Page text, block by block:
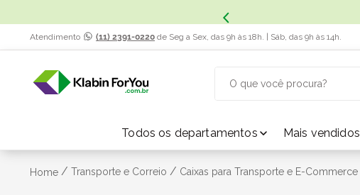
Atendimento (11) 2391-0220 de Seg a Sex, das 9h às 18h. | Sáb, das 9h às 14h.
Todos os departamentos Mais vendidos
Home / Transporte e Correio / Caixas para Transporte e E-Commerce
TERMOS MAIS BUSCADOS
1º caixa papelão